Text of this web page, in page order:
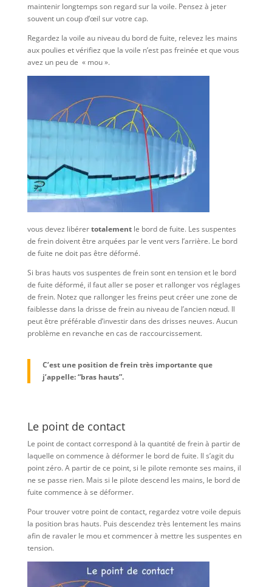
maintenir longtemps son regard sur la voile. Pensez à jeter
souvent un coup d’œil sur votre cap.
Regardez la voile au niveau du bord de fuite, relevez les mains
aux poulies et vérifiez que la voile n’est pas freinée et que vous
avez un peu de « mou ».
vous devez libérertotalementle bord de fuite. Les suspentes
de frein doivent être arquées par le vent vers l’arrière. Le bord
de fuite ne doit pas être déformé.
Si bras hauts vos suspentes de frein sont en tension et le bord
de fuite déformé, il faut aller se poser et rallonger vos réglages
de frein. Notez que rallonger les freins peut créer une zone de
faiblesse dans la drisse de frein au niveau de l’ancien nœud. Il
peut être préférable d’investir dans des drisses neuves. Aucun
problème en revanche en cas de raccourcissement.
C’est une position de frein très importante que
j’appelle: “bras hauts”.
Le point de contact
Le point de contact correspond à la quantité de frein à partir de
laquelle on commence à déformer le bord de fuite. Il s’agit du
point zéro. A partir de ce point, si le pilote remonte ses mains, il
ne se passe rien. Mais si le pilote descend les mains, le bord de
fuite commence à se déformer.
Pour trouver votre point de contact, regardez votre voile depuis
la position bras hauts. Puis descendez très lentement les mains
afin de ravaler le mou et commencer à mettre les suspentes en
tension.